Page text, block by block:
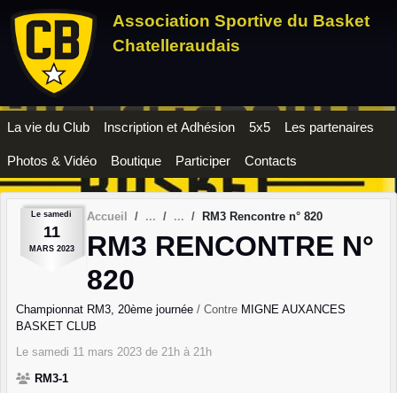
Association Sportive du Basket
Chatelleraudais
La vie du Club Inscription et Adhésion 5x5 Les partenaires
Photos & Vidéo Boutique Participer Contacts
Le samedi
11
MARS 2023
Accueil RM3 Rencontre n° 820
RM3 RENCONTRE N°
820
Championnat RM3, 20ème journée / Contre MIGNE AUXANCES
BASKET CLUB
Le samedi 11 mars 2023 de 21h à 21h
RM3-1
Panneau de gestion des cookies